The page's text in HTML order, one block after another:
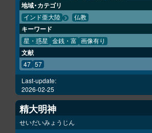
地域・カテゴリ
インド亜大陸 仏教
キーワード
星・惑星 金銭・富 画像有り
文献
47 57
Last-update:
2026-02-25
精大明神
せいだいみょうじん